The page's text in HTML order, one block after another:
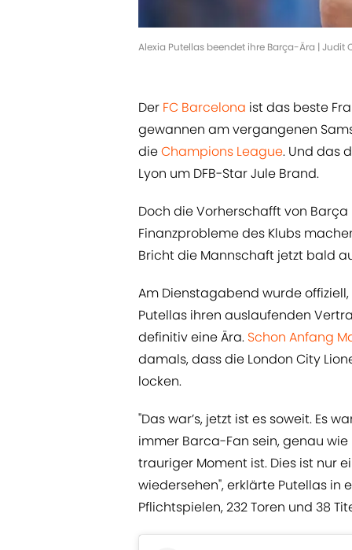
Alexia Putellas beendet ihre Barça-Ära | Judit
Der FC Barcelona ist das beste
gewannen am vergangenen
dieChampions League. Und das
Lyon um DFB-Star Jule Brand.
Doch die Vorherschafft von
Finanzprobleme des Klubs
Bricht die Mannschaft jetzt bald
Am Dienstagabend wurde
Putellas ihren auslaufenden
definitiv eine Ära. Schon Anfang
damals, dass die London City
locken.
"Das war’s, jetzt ist es soweit. Es
immer Barca-Fan sein, genau
trauriger Moment ist. Dies ist nur
wiedersehen", erklärte Putellas in
Pflichtspielen, 232 Toren und 38